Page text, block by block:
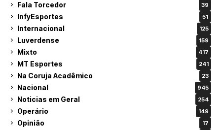
Fala Torcedor 39
InfyEsportes 51
Internacional 125
Luverdense 159
Mixto 417
MT Esportes 241
Na Coruja Acadêmico 23
Nacional 945
Noticias em Geral 254
Operário 149
Opinião 17